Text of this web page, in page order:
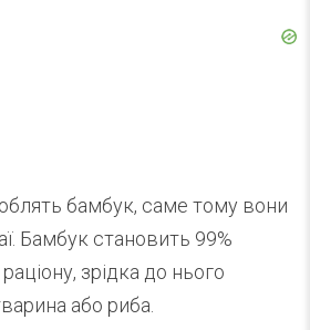
бамбук, саме тому вони
Бамбук становить 99%
зрідка до нього
або риба.